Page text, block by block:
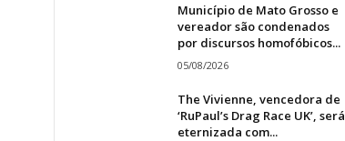
Município de Mato Grosso e
vereador são condenados
por discursos homofóbicos...
05/08/2026
The Vivienne, vencedora de
‘RuPaul’s Drag Race UK’, será
eternizada com...